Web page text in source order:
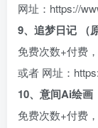
网址：https://
9、追梦日记 （
免费次数+付费
或者 网址：
10、意间Ai绘画
免费次数+付费